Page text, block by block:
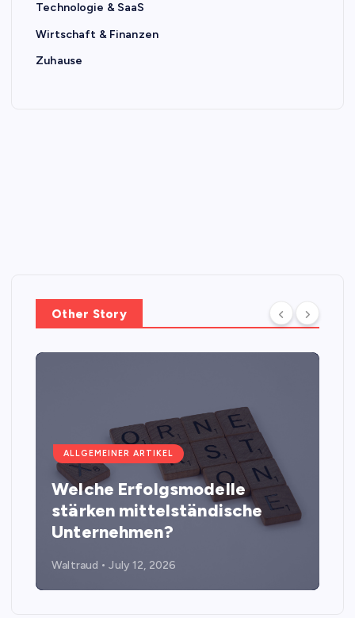
Technologie & SaaS
Wirtschaft & Finanzen
Zuhause
Other Story
ALLGEMEINER ARTIKEL
Welche Erfolgsmodelle
stärken mittelständische
Unternehmen?
Waltraud July 12, 2026